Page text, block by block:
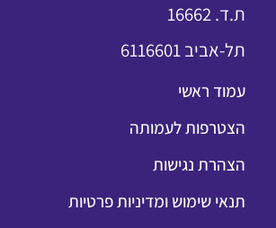
ת.ד. 16662
תל-אביב 6116601
עמוד ראשי
הצטרפות לעמותה
הצהרת נגישות
תנאי שימוש ומדיניות פרטיות